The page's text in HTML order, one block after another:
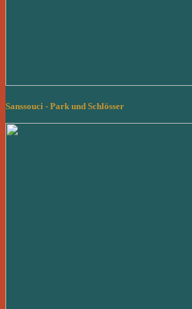
Sanssouci - Park und Schlösser